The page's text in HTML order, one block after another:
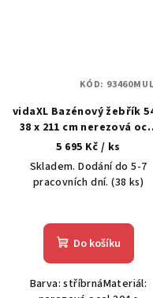
vidaXL Bazénový žebřík
38 x 211 cm nerezová
304
5 695 Kč / ks
Skladem. Dodání do 5-7
pracovních dní.(38 ks)
Do košíku
Barva: stříbrnáMateriál:
KÓD: